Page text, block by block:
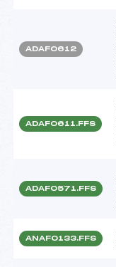
ADAF0612
ADAF0611.FFS
ADAF0571.FFS
ANAF0133.FFS